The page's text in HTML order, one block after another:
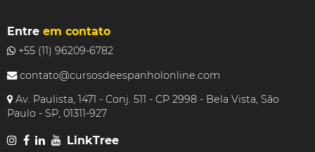
Entre em contato
+55 (11) 96209-6782
contato@cursosdeespanholonline.com
Av. Paulista, 1471 - Conj. 511 - CP 2998 - Bela Vista, São
Paulo - SP, 01311-927
LinkTree